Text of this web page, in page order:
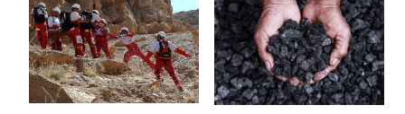
04 Khordad 1405 - 14:37
02 Khordad 1405 - 22:03